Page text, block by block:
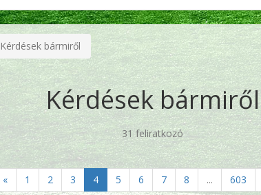
Kérdések bármiről
Kérdések bármiről
31 feliratkozó
« 1 2 3 4 5 6 7 8 ... 603